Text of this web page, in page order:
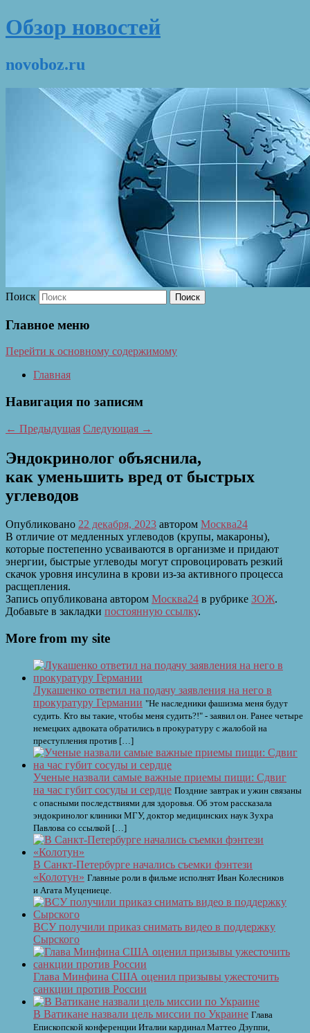
Обзор новостей
novoboz.ru
Поиск
Главное меню
Перейти к основному содержимому
Главная
Навигация по записям
← Предыдущая Следующая →
Эндокринолог объяснила,
как уменьшить вред от быстрых
углеводов
Опубликовано 22 декабря, 2023 автором Москва24
В отличие от медленных углеводов (крупы, макароны),
которые постепенно усваиваются в организме и придают
энергии, быстрые углеводы могут спровоцировать резкий
скачок уровня инсулина в крови из-за активного процесса
расщепления.
Запись опубликована автором Москва24 в рубрике ЗОЖ.
Добавьте в закладки постоянную ссылку.
More from my site
Лукашенко ответил на подачу заявления на него в
прокуратуру Германии "Не наследники фашизма меня будут
судить. Кто вы такие, чтобы меня судить?!" - заявил он. Ранее четыре
немецких адвоката обратились в прокуратуру с жалобой на
преступления против […]
Ученые назвали самые важные приемы пищи: Сдвиг
на час губит сосуды и сердце Поздние завтрак и ужин связаны
с опасными последствиями для здоровья. Об этом рассказала
эндокринолог клиники МГУ, доктор медицинских наук Зухра
Павлова со ссылкой […]
В Санкт-Петербурге начались съемки фэнтези
«Колотун» Главные роли в фильме исполнят Иван Колесников
и Агата Муцениеце.
ВСУ получили приказ снимать видео в поддержку
Сырского
Глава Минфина США оценил призывы ужесточить
санкции против России
В Ватикане назвали цель миссии по Украине Глава
Епископской конференции Италии кардинал Маттео Дзуппи,